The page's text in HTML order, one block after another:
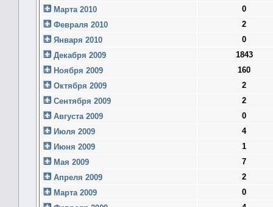
Марта 2010
0
Февраля 2010
2
Января 2010
0
Декабря 2009
1843
Ноября 2009
160
Октября 2009
2
Сентября 2009
2
Августа 2009
0
Июля 2009
4
Июня 2009
1
Мая 2009
7
Апреля 2009
2
Марта 2009
0